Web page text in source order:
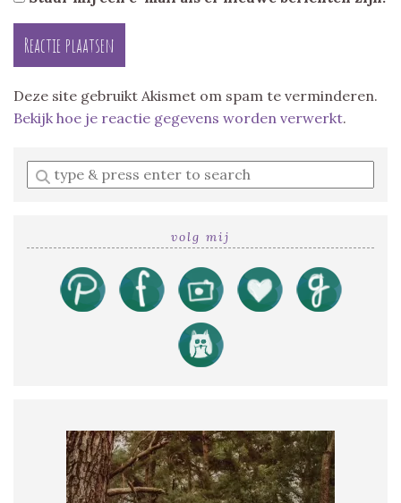
Deze site gebruikt Akismet om spam te verminderen.
Bekijk hoe je reactie gegevens worden verwerkt.
Enter
a
volg mij